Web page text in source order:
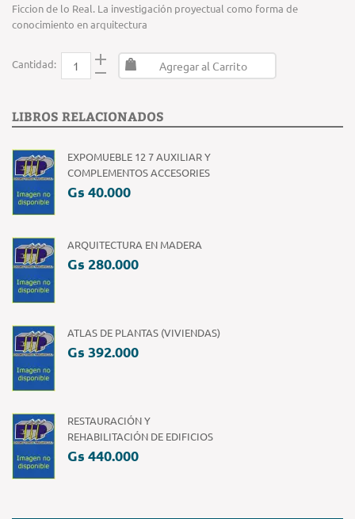
Ficcion de lo Real. La investigación proyectual como forma de
conocimiento en arquitectura
Cantidad: Agregar al Carrito
LIBROS RELACIONADOS
EXPOMUEBLE 12 7 AUXILIAR Y
COMPLEMENTOS ACCESORIES
Gs 40.000
ARQUITECTURA EN MADERA
Gs 280.000
ATLAS DE PLANTAS (VIVIENDAS)
Gs 392.000
RESTAURACIÓN Y
REHABILITACIÓN DE EDIFICIOS
Gs 440.000